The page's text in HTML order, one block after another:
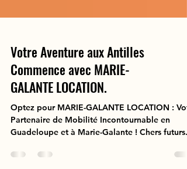
Votre Aventure aux Antilles
Commence avec MARIE-
GALANTE LOCATION.
Optez pour MARIE-GALANTE LOCATION :